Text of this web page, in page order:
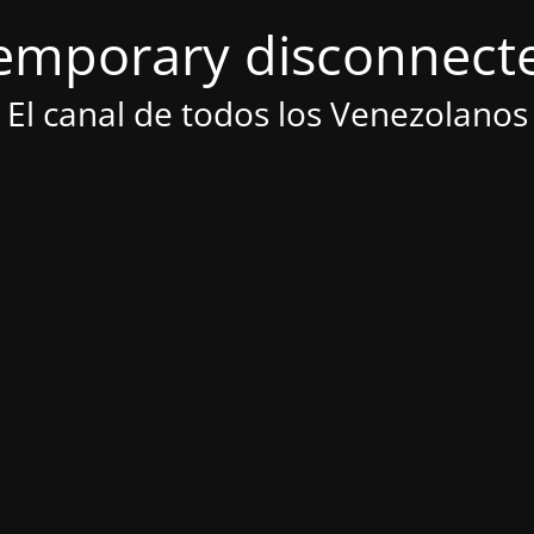
El canal de todos los Venezolanos